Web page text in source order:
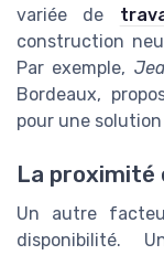
variée de
construction
Par exemple,
Bordeaux,
pour une
La proximité
Un autre
disponibilité.